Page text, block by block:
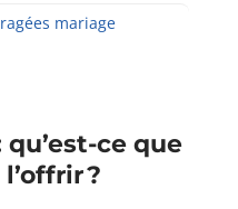
mariage
ce que
?